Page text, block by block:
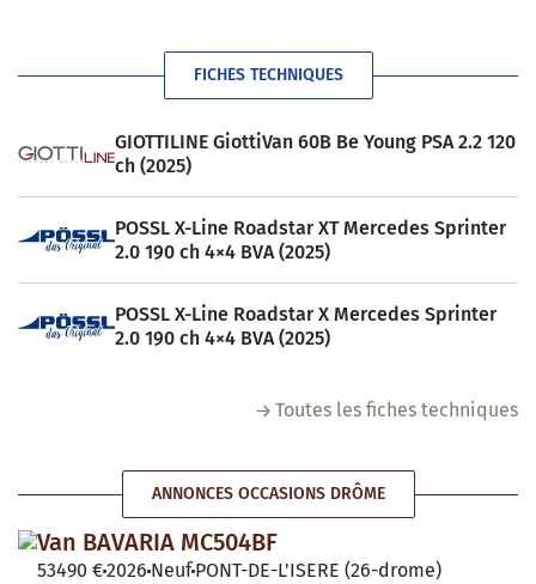
FICHES TECHNIQUES
GIOTTILINE GiottiVan 60B Be Young PSA 2.2 120
ch (2025)
POSSL X-Line Roadstar XT Mercedes Sprinter
2.0 190 ch 4×4 BVA (2025)
POSSL X-Line Roadstar X Mercedes Sprinter
2.0 190 ch 4×4 BVA (2025)
Toutes les fiches techniques
ANNONCES OCCASIONS DRÔME
Van BAVARIA MC504BF
53490 €2026 Neuf PONT-DE-L'ISERE (26-drome)